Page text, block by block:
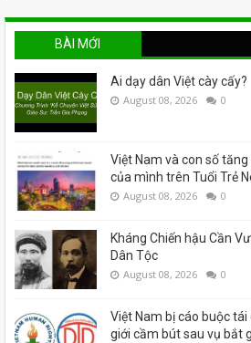
BÀI MỚI
Ai dạy dân Việt cày cấy?
August 08, 2026 0
Việt Nam và con số
của mình trên Tuổi Trẻ
August 08, 2026 0
Kháng Chiến hậu Cần
Dân Tộc
August 08, 2026 0
Việt Nam bị cáo buộc
giới cầm bút sau vụ bắt